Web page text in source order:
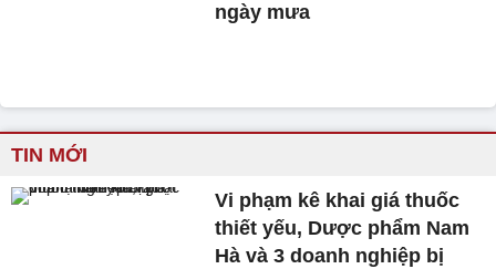
ngày mưa
TIN MỚI
Vi phạm kê khai giá thuốc
thiết yếu, Dược phẩm Nam
Hà và 3 doanh nghiệp bị